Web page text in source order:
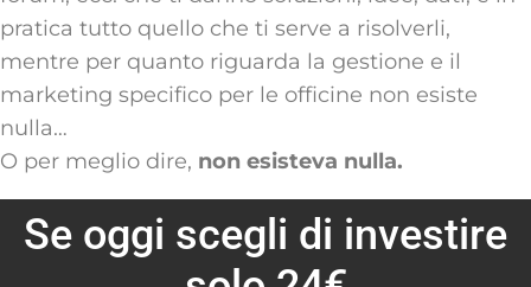
pratica tutto quello che ti serve a risolverli,
mentre per quanto riguarda la gestione e il
marketing specifico per le officine non esiste
nulla…
O per meglio dire, non esisteva nulla.
Se oggi scegli di investire